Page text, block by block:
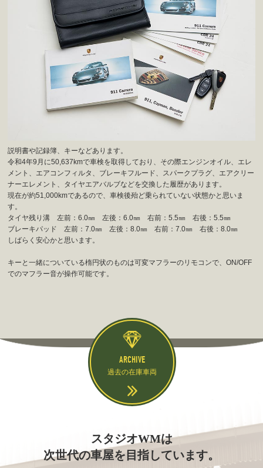
説明書や記録簿、キーなどあります。
令和4年9月に50,637kmで車検を取得しており、その際エンジンオイル、エレ
メント、エアコンフィルタ、ブレーキフルード、スパークプラグ、エアクリー
ナーエレメント、タイヤエアバルブなどを交換した履歴があります。
現在が約51,000kmであるので、車検後殆ど乗られていない状態かと思いま
す。
タイヤ残り溝 左前：6.0㎜ 左後：6.0㎜ 右前：5.5㎜ 右後：5.5㎜
ブレーキパッド 左前：7.0㎜ 左後：8.0㎜ 右前：7.0㎜ 右後：8.0㎜
しばらく安心かと思います。
キーと一緒についている楕円状のものは可変マフラーのリモコンで、ON/OFF
でのマフラー音が操作可能です。
ARCHIVE
過去の在庫車両
スタジオWMは
次世代の車屋を目指しています。